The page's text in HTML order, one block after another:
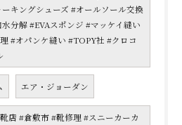
ーキングシューズ #オールソール交換
分解 #EVAスポンジ #マッケイ縫い
#オパンケ縫い #TOPY社 #クロコ
エア・ジョーダン
店 #倉敷市 #靴修理 #スニーカーカ